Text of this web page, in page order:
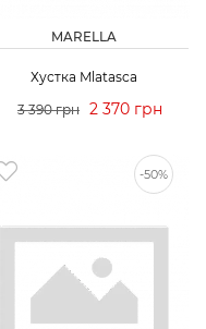
MARELLA
Хустка Mlatasca
3 390 грн 2 370 грн
-50%